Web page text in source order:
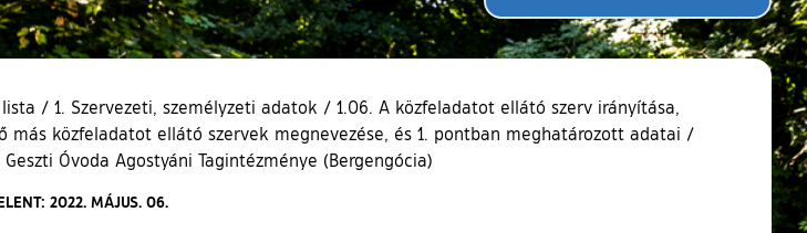
/ 1. Szervezeti, személyzeti adatok / 1.06. A közfeladatot ellátó szerv irányítása,
közfeladatot ellátó szervek megnevezése, és 1. pontban meghatározott adatai /
Geszti Óvoda Agostyáni Tagintézménye (Bergengócia)
2022. MÁJUS. 06.